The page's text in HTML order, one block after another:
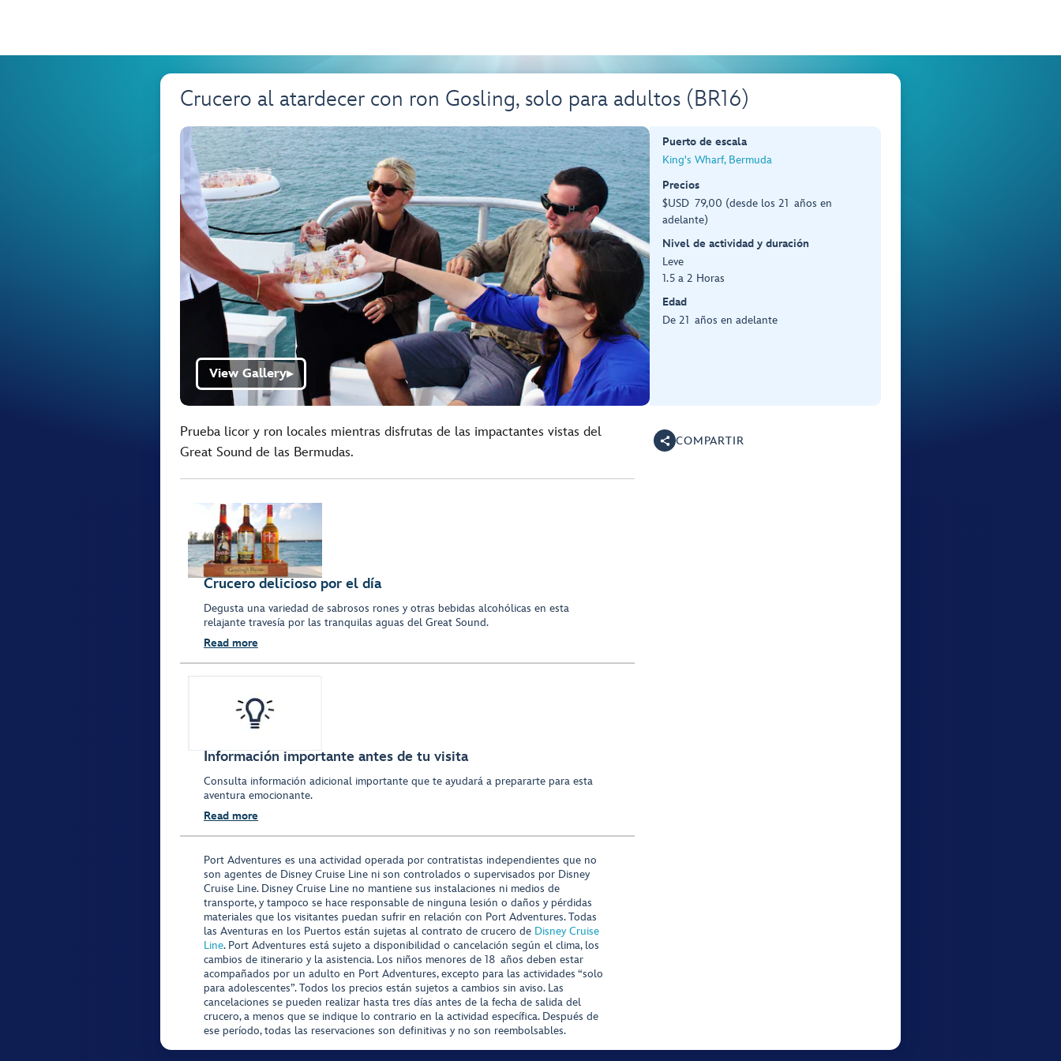
Crucero al atardecer con ron Gosling, solo para adultos (BR16)
View Gallery▶
Puerto de escala
King's Wharf, Bermuda
Precios
$USD 79,00 (desde los 21 años en
adelante)
Nivel de actividad y duración
Leve
1.5 a 2 Horas
Edad
De 21 años en adelante
Prueba licor y ron locales mientras disfrutas de las impactantes vistas del
Great Sound de las Bermudas.
Crucero delicioso por el día
Degusta una variedad de sabrosos rones y otras bebidas alcohólicas en esta
relajante travesía por las tranquilas aguas del Great Sound.
Read more
Información importante antes de tu visita
Consulta información adicional importante que te ayudará a prepararte para esta
aventura emocionante.
Read more
Port Adventures es una actividad operada por contratistas independientes que no
son agentes de Disney Cruise Line ni son controlados o supervisados por Disney
Cruise Line. Disney Cruise Line no mantiene sus instalaciones ni medios de
transporte, y tampoco se hace responsable de ninguna lesión o daños y pérdidas
materiales que los visitantes puedan sufrir en relación con Port Adventures. Todas
las Aventuras en los Puertos están sujetas al contrato de crucero de Disney Cruise
Line. Port Adventures está sujeto a disponibilidad o cancelación según el clima, los
cambios de itinerario y la asistencia. Los niños menores de 18 años deben estar
acompañados por un adulto en Port Adventures, excepto para las actividades “solo
para adolescentes”. Todos los precios están sujetos a cambios sin aviso. Las
cancelaciones se pueden realizar hasta tres días antes de la fecha de salida del
crucero, a menos que se indique lo contrario en la actividad específica. Después de
ese período, todas las reservaciones son definitivas y no son reembolsables.
COMPARTIR